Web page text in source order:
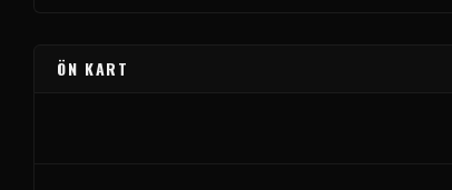
ÖN KART